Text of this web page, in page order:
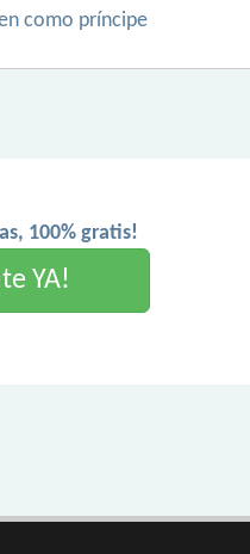
como príncipe
100% gratis!
YA!